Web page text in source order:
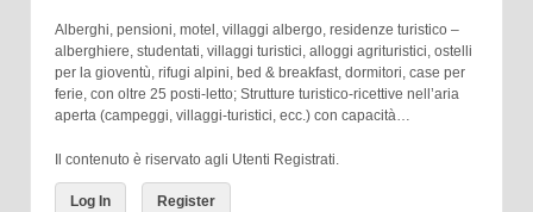
Alberghi, pensioni, motel, villaggi albergo, residenze turistico –
alberghiere, studentati, villaggi turistici, alloggi agrituristici, ostelli
per la gioventù, rifugi alpini, bed & breakfast, dormitori, case per
ferie, con oltre 25 posti-letto; Strutture turistico-ricettive nell’aria
aperta (campeggi, villaggi-turistici, ecc.) con capacità…
Il contenuto è riservato agli Utenti Registrati.
Log In Register